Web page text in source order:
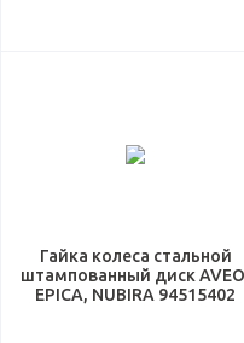
Гайка колеса стальной
штампованный диск
EPICA, NUBIRA 94515402